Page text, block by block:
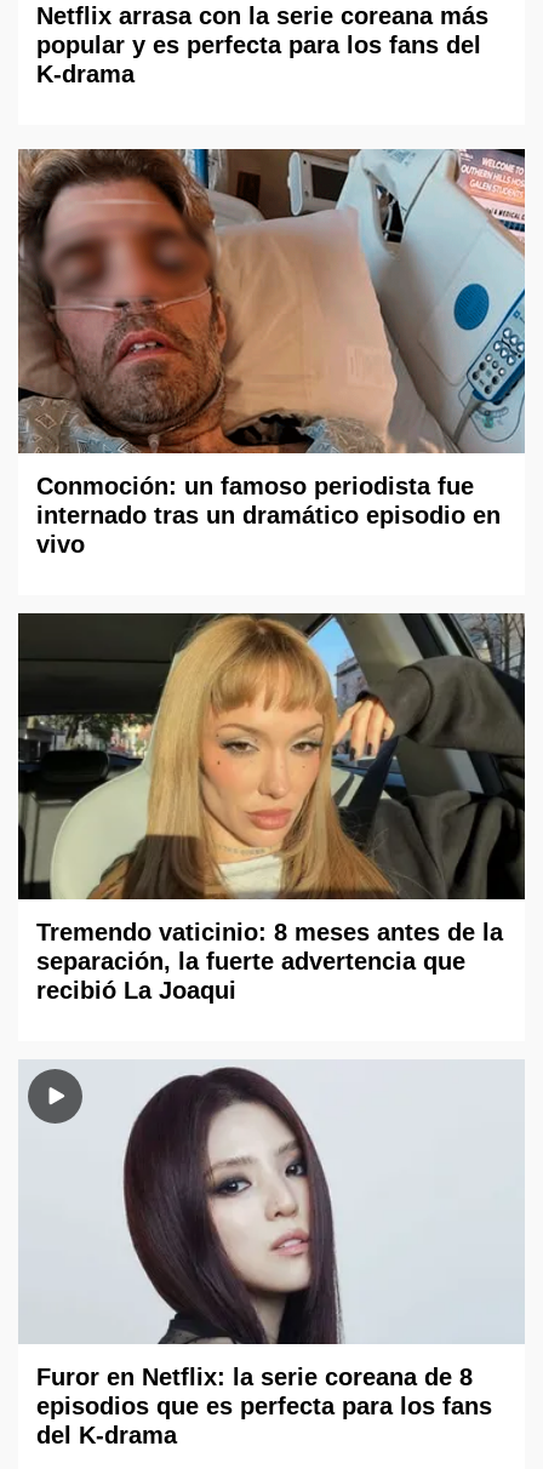
Netflix arrasa con la serie coreana más
popular y es perfecta para los fans del
K-drama
Conmoción: un famoso periodista fue
internado tras un dramático episodio en
vivo
Tremendo vaticinio: 8 meses antes de la
separación, la fuerte advertencia que
recibió La Joaqui
Furor en Netflix: la serie coreana de 8
episodios que es perfecta para los fans
del K-drama